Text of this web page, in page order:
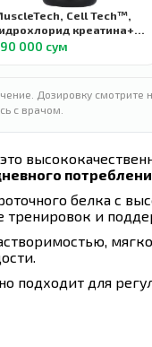
Cell Tech™,
креатина+, с
вкусом, 240
000 сум
Дозировку смотрите
с врачом.
белка с
тренировок и
подходит для